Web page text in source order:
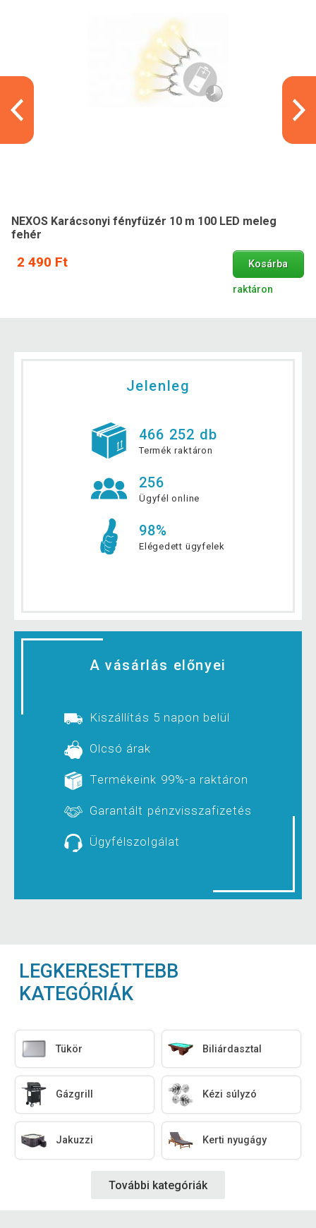
NEXOS Karácsonyi fényfüzér 10 m 100 LED meleg
fehér
2 490 Ft Kosárba
raktáron
Jelenleg
466 252 db
Termék raktáron
256
Ügyfél online
98%
Elégedett ügyfelek
A vásárlás előnyei
Kiszállítás 5 napon belül
Olcsó árak
Termékeink 99%-a raktáron
Garantált pénzvisszafizetés
Ügyfélszolgálat
LEGKERESETTEBB
KATEGÓRIÁK
Tükör Biliárdasztal
Gázgrill Kézi súlyzó
Jakuzzi Kerti nyugágy
További kategóriák